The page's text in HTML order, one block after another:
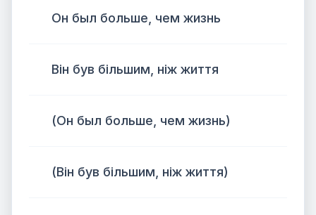
Он был больше, чем жизнь
Він був більшим, ніж життя
(Он был больше, чем жизнь)
(Він був більшим, ніж життя)